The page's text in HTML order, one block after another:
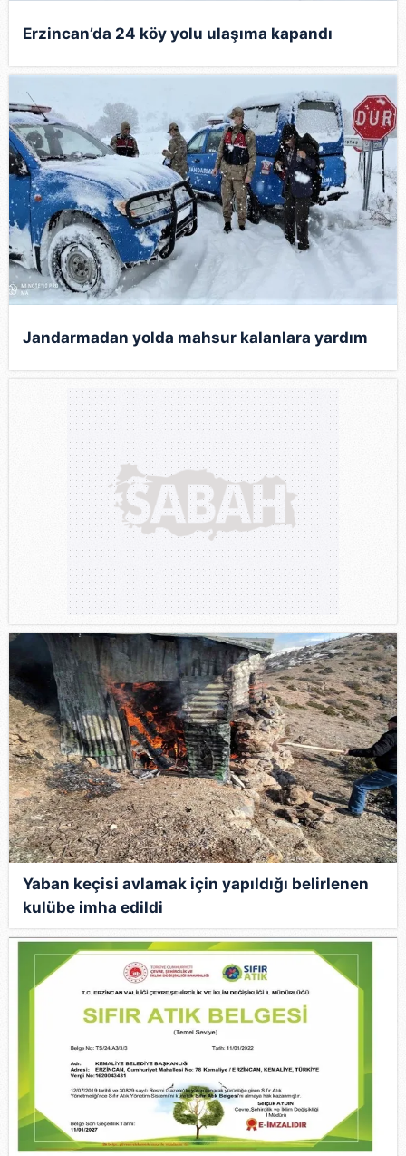
Erzincan’da 24 köy yolu ulaşıma kapandı
Jandarmadan yolda mahsur kalanlara yardım
Yaban keçisi avlamak için yapıldığı belirlenen
kulübe imha edildi